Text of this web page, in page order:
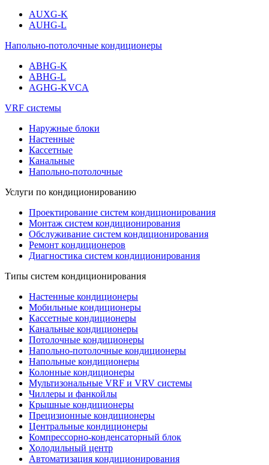
AUXG-K
AUHG-L
Напольно-потолочные кондиционеры
ABHG-K
ABHG-L
AGHG-KVCA
VRF системы
Наружные блоки
Настенные
Кассетные
Канальные
Напольно-потолочные
Услуги по кондиционированию
Проектирование систем кондиционирования
Монтаж систем кондиционирования
Обслуживание систем кондиционирования
Ремонт кондиционеров
Диагностика систем кондиционирования
Типы систем кондиционирования
Настенные кондиционеры
Мобильные кондиционеры
Кассетные кондиционеры
Канальные кондиционеры
Потолочные кондиционеры
Напольно-потолочные кондиционеры
Напольные кондиционеры
Колонные кондиционеры
Мультизональные VRF и VRV системы
Чиллеры и фанкойлы
Крышные кондиционеры
Прецизионные кондиционеры
Центральные кондиционеры
Компрессорно-конденсаторный блок
Холодильный центр
Автоматизация кондиционирования